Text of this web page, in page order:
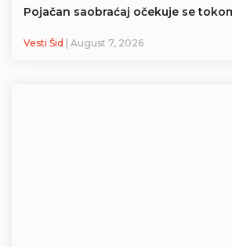
Pojačan saobraćaj očekuje se
Vesti Šid | August 7, 2026